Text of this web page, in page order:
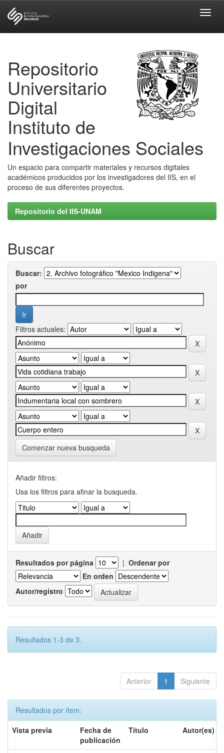
Repositorio
Universitario
Digital
Instituto de
Investigaciones Sociales
Un espacio para compartir materiales y recursos digitales
académicos producidos por los investigadores del IIS, en el
proceso de sus diferentes proyectos.
Repositorio del IIS-UNAM
Buscar
Buscar:
por
Filtros actuales:
Comenzar nueva busqueda
Añadir filtros:
Usa los filtros para afinar la busqueda.
Resultados por página | Ordenar por
En orden
Autor/registro
Resultados 1-3 de 3.
Anterior 1 Siguiente
Resultados por ítem:
Vista previa
Fecha de
publicación
Título Autor(es)